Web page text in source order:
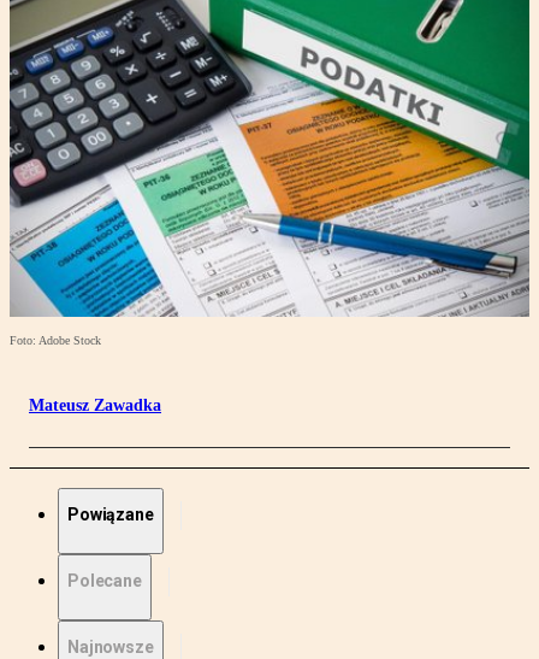
Foto: Adobe Stock
Mateusz Zawadka
Powiązane
Polecane
Najnowsze